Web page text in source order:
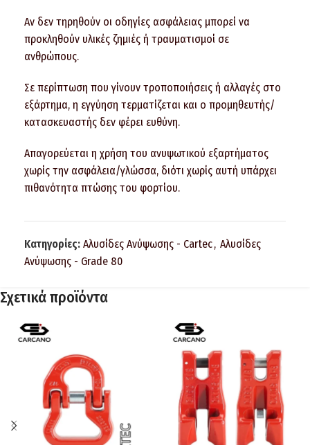
Αν δεν τηρηθούν οι οδηγίες ασφάλειας μπορεί να
προκληθούν υλικές ζημιές ή τραυματισμοί σε
ανθρώπους.
Σε περίπτωση που γίνουν τροποποιήσεις ή αλλαγές στο
εξάρτημα, η εγγύηση τερματίζεται και ο προμηθευτής/
κατασκευαστής δεν φέρει ευθύνη.
Απαγορεύεται η χρήση του ανυψωτικού εξαρτήματος
χωρίς την ασφάλεια/γλώσσα, διότι χωρίς αυτή υπάρχει
πιθανότητα πτώσης του φορτίου.
Κατηγορίες: Αλυσίδες Ανύψωσης - Cartec, Αλυσίδες
Ανύψωσης - Grade 80
Σχετικά προϊόντα